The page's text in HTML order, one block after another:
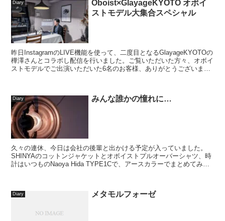
Diary
Oboist×GlayageKYOTO オボイ
ストモデル大集合スペシャル
昨日InstagramのLIVE機能を使って、二度目となるGlayageKYOTOの
樺澤さんとコラボし配信を行いました。ご覧いただいた方々、オボイ
ストモデルでご出演いただいた6名のお客様、ありがとうございまし
Diary みんな誰かの憧れに…
久々の連休、今日は会社の後輩と出かける予定が入っていました。
SHINYAのコットンジャケットとオボイストプルオーバーシャツ、時
計はいつものNaoya Hida TYPE1Cで、アースカラーでまとめてみま
Diary メタモルフォーゼ